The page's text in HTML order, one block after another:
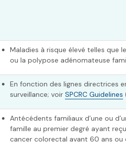
Maladies à risque élevé telles que
ou la polypose adénomateuse
En fonction des lignes directrices
surveillance; voir SPCRC Guidelines
Antécédents familiaux d’une ou
famille au premier degré ayant
cancer colorectal avant 60 ans ou